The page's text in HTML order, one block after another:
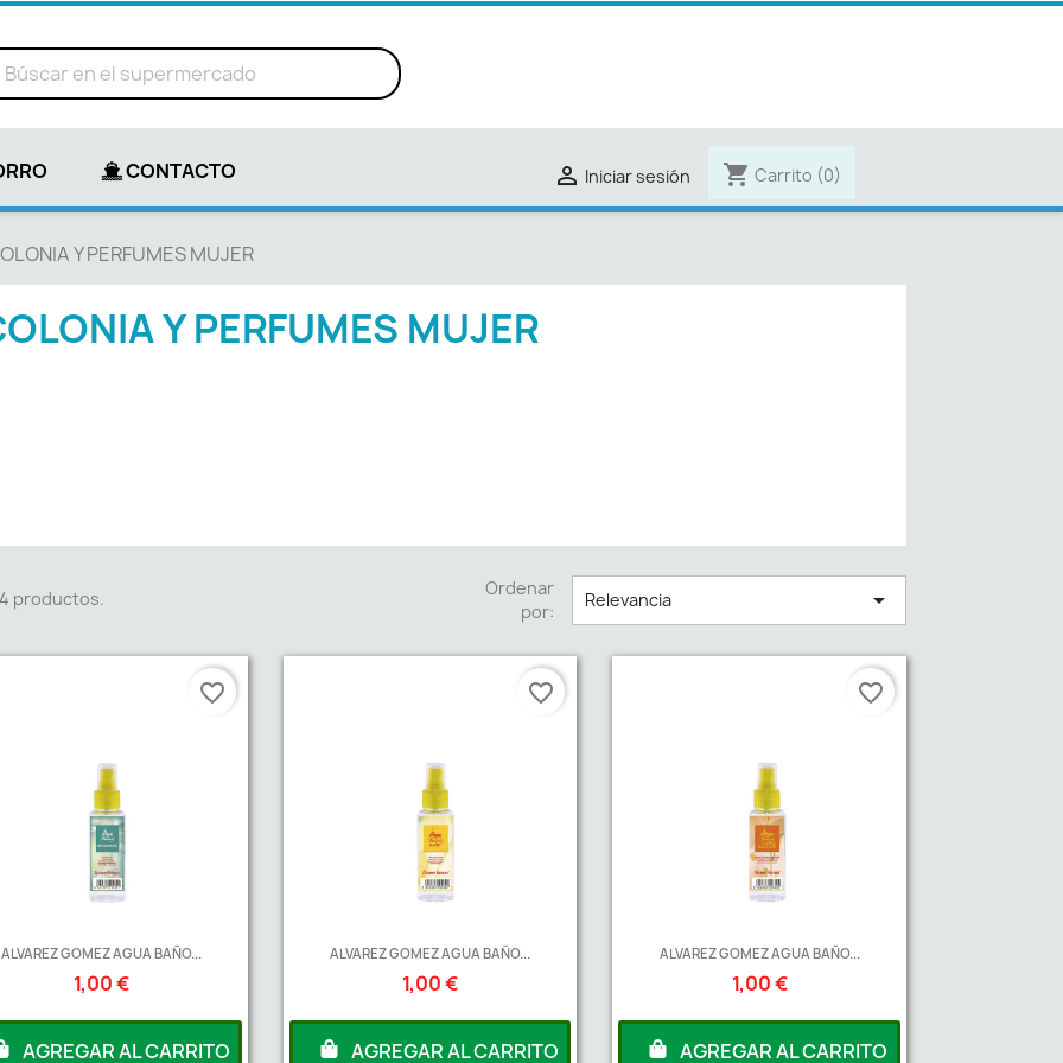
 Iniciar sesión shopping_cart Carrito (0)
CONTACTO
Y PERFUMES MUJER
Y PERFUMES MUJER
productos.
Ordenar
por:
Relevancia 
ALVAREZ GOMEZ AGUA BAÑO...
1,00 €
AGREGAR AL CARRITO
favorite_border
ALVAREZ GOMEZ AGUA BAÑO...
1,00 €
AGREGAR AL CARRITO
favorite_border
ALVAREZ GOMEZ AGUA BAÑO...
1,00 €
AGREGAR AL CARRITO
favorite_border